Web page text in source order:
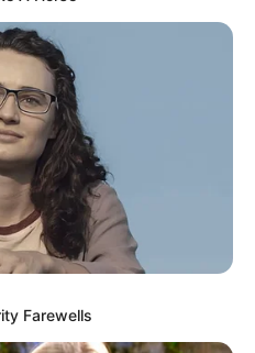
the secret to feeling
Favorite